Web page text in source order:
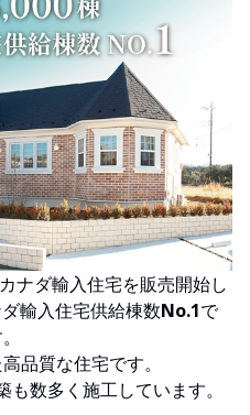
ナダ輸入住宅を販売開始し
輸入住宅供給棟数No.1で
品質な住宅です。
数多く施工しています。